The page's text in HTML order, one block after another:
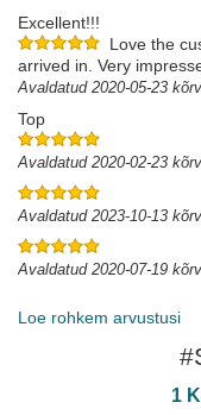
Excellent!!!
Love the
arrived in. Very
Avaldatud 2020-05-23
Top
Avaldatud 2020-02-23
Avaldatud 2023-10-13
Avaldatud 2020-07-19
Loe rohkem arvustusi
1